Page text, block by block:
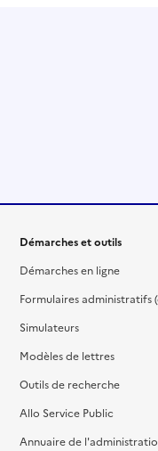
Démarches et outils
Démarches en ligne
Formulaires administratifs
Simulateurs
Modèles de lettres
Outils de recherche
Allo Service Public
Annuaire de